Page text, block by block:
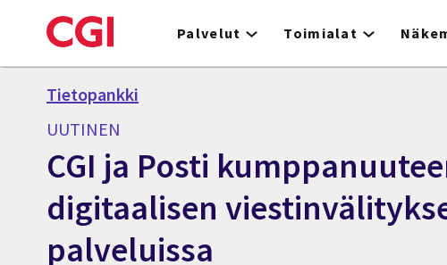
to
Palvelut Toimialat
Tietopankki
UUTINEN
CGI ja Posti
digitaalisen
palveluissa